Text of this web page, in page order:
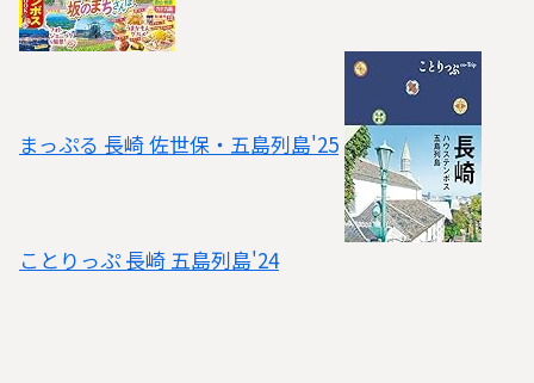
まっぷる 長崎 佐世保・五島列島'25
ことりっぷ 長崎 五島列島'24